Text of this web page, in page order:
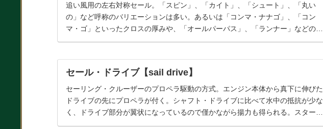
追い風用の左右対称セール。「スピン」、「カイト」、「シュート」、「丸い
の」など呼称のバリエーションは多い。あるいは「コンマ・ナナゴ」、「コン
マ・ゴ」といったクロスの厚みや、「オールパーパス」、「ランナー」などのデ
ザインの違いをそのまま用い...
セール・ドライブ【sail drive】
セーリング・クルーザーのプロペラ駆動の方式。エンジン本体から真下に伸びた
ドライブの先にプロペラが付く。シャフト・ドライブに比べて水中の抵抗が少な
く、ドライブ部分が翼状になっているので僅かながら揚力も得られる。スター
ン・チューブがないので漏...